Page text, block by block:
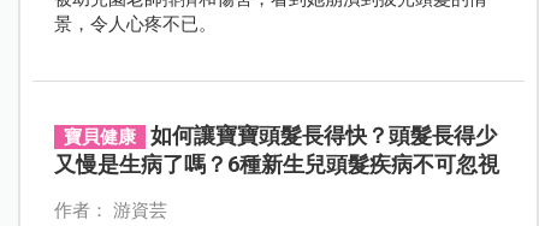
景，令人心疼不已。
寶貝健康
如何讓寶寶頭髮長得快？頭髮長得少
又慢是生病了嗎？6種新生兒頭髮疾病不可忽視
作者： 游資芸